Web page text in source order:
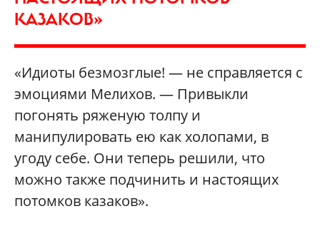
КАЗАКОВ»
«Идиоты безмозглые! — не справляется с
эмоциями Мелихов. — Привыкли
погонять ряженую толпу и
манипулировать ею как холопами, в
угоду себе. Они теперь решили, что
можно также подчинить и настоящих
потомков казаков».